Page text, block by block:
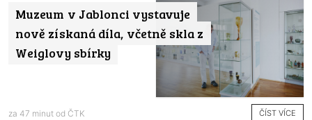
Muzeum v Jablonci vystavuje
nově získaná díla, včetně skla z
Weiglovy sbírky
za 47 minut od ČTK ČÍST VÍCE